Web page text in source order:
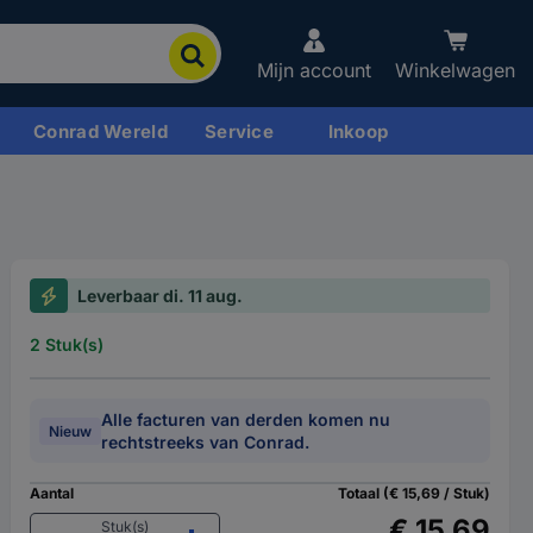
Mijn account Winkelwagen
Conrad Wereld Service Inkoop
Leverbaar di. 11 aug.
2 Stuk(s)
Nieuw
Alle facturen van derden komen nu
rechtstreeks van Conrad.
Aantal
Stuk(s)
Totaal (€ 15,69 / Stuk)